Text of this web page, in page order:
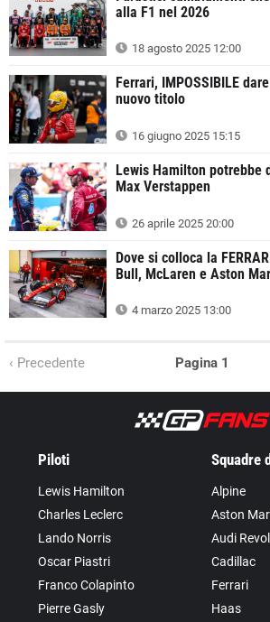
alla F1 nel 2026
18 agosto 2025 12:00
Ferrari, IMPOSSIBILE
nuovo titolo
16 giugno 2025 15:15
Lewis Hamilton potrebbe
Max Verstappen
26 aprile 2025 20:00
Dove si colloca la
Bull, McLaren e Aston
4 marzo 2025 13:00
‹ Precedente Pagina 1
Piloti
Lewis Hamilton
Charles Leclerc
Lando Norris
Oscar Piastri
Franco Colapinto
Pierre Gasly
Squadre
Alpine
Aston
Audi
Cadillac
Ferrari
Haas